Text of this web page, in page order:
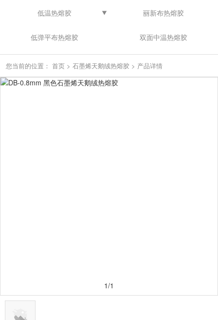
低温热熔胶 丽新布热熔胶
低弹平布热熔胶 双面中温热熔胶
您当前的位置： 首页 > 石墨烯天鹅绒热熔胶 > 产品详情
1/1